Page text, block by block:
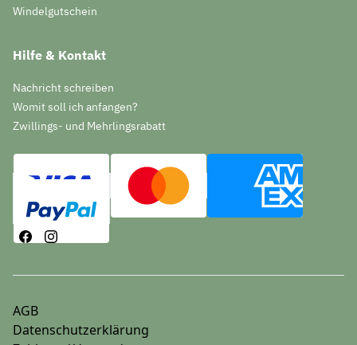
Windelgutschein
Hilfe & Kontakt
Nachricht schreiben
Womit soll ich anfangen?
Zwillings- und Mehrlingsrabatt
AGB
Datenschutzerklärung